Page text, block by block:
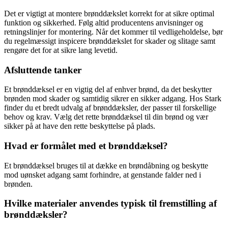
Det er vigtigt at montere brønddækslet korrekt for at sikre optimal
funktion og sikkerhed. Følg altid producentens anvisninger og
retningslinjer for montering. Når det kommer til vedligeholdelse, bør
du regelmæssigt inspicere brønddækslet for skader og slitage samt
rengøre det for at sikre lang levetid.
Afsluttende tanker
Et brønddæksel er en vigtig del af enhver brønd, da det beskytter
brønden mod skader og samtidig sikrer en sikker adgang. Hos Stark
finder du et bredt udvalg af brønddæksler, der passer til forskellige
behov og krav. Vælg det rette brønddæksel til din brønd og vær
sikker på at have den rette beskyttelse på plads.
Hvad er formålet med et brønddæksel?
Et brønddæksel bruges til at dække en brøndåbning og beskytte
mod uønsket adgang samt forhindre, at genstande falder ned i
brønden.
Hvilke materialer anvendes typisk til fremstilling af
brønddæksler?